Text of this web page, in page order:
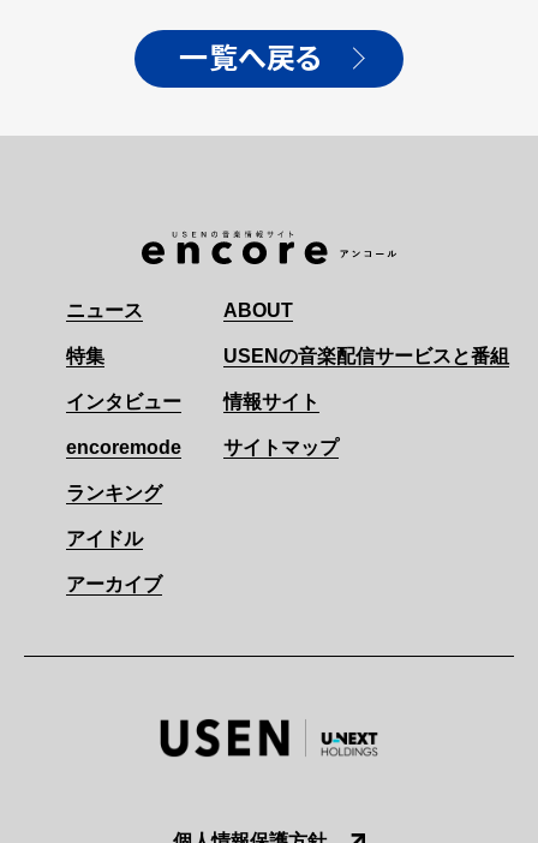
一覧へ戻る
ニュース
特集
インタビュー
encoremode
ランキング
アイドル
アーカイブ
ABOUT
USENの音楽配信サービスと番組
情報サイト
サイトマップ